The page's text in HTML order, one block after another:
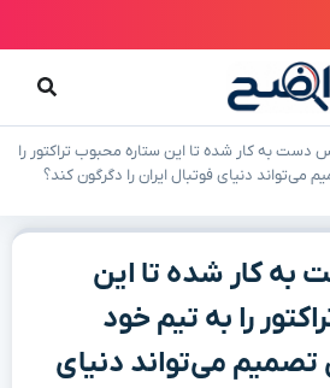
دست به کار شده تا این ستاره محبوب تراکتور را
می‌تواند دنیای فوتبال ایران را دگرگون کند؟
کار شده تا این
را به تیم خود
تصمیم می‌تواند دنیای